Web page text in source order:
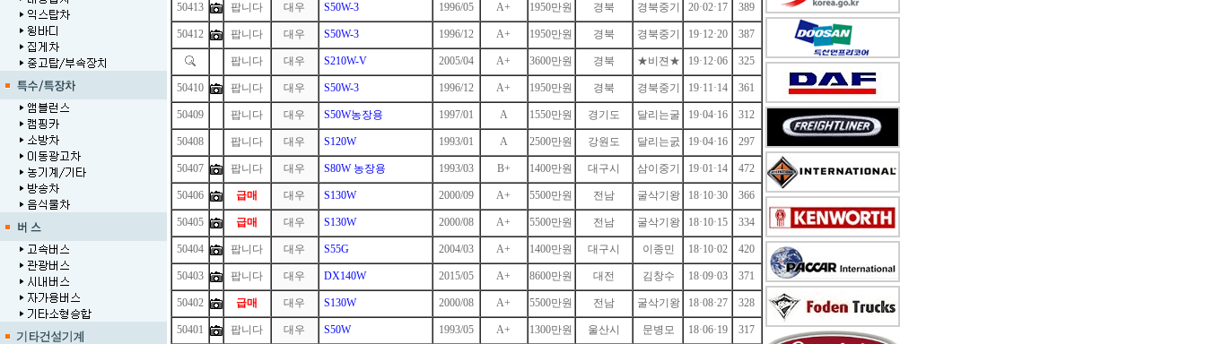
50413 팝니다 대우 S50W-3 1996/05 A+ 1950만원 경북 경북중기 20·02·17 389
50412 팝니다 대우 S50W-3 1996/12 A+ 1950만원 경북 경북중기 19·12·20 387
팝니다 대우 S210W-V 2005/04 A+ 3600만원 경북 ★비젼★ 19·12·06 325
50410 팝니다 대우 S50W-3 1996/12 A+ 1950만원 경북 경북중기 19·11·14 361
50409 팝니다 대우 S50W농장용 1997/01 A 1550만원 경기도 달리는굴 19·04·16 312
50408 팝니다 대우 S120W 1993/01 A 2500만원 강원도 달리는굸 19·04·16 297
50407 팝니다 대우 S80W 농장용 1993/03 B+ 1400만원 대구시 삼이중기 19·01·14 472
50406 급매 대우 S130W 2000/09 A+ 5500만원 전남 굴삭기왕 18·10·30 366
50405 급매 대우 S130W 2000/08 A+ 5500만원 전남 굴삭기왕 18·10·15 334
50404 팝니다 대우 S55G 2004/03 A+ 1400만원 대구시 이종민 18·10·02 420
50403 팝니다 대우 DX140W 2015/05 A+ 8600만원 대전 김창수 18·09·03 371
50402 급매 대우 S130W 2000/08 A+ 5500만원 전남 굴삭기왕 18·08·27 328
50401 팝니다 대우 S50W 1993/05 A+ 1300만원 울산시 문병모 18·06·19 317